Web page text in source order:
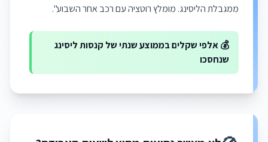
ממגבלת הליסינג. מומלץ רוטציה עם רכב אחר השבוע".
💰 אלפי שקלים בממוצע שנתי של קנסות ליסינג
שנחסכו